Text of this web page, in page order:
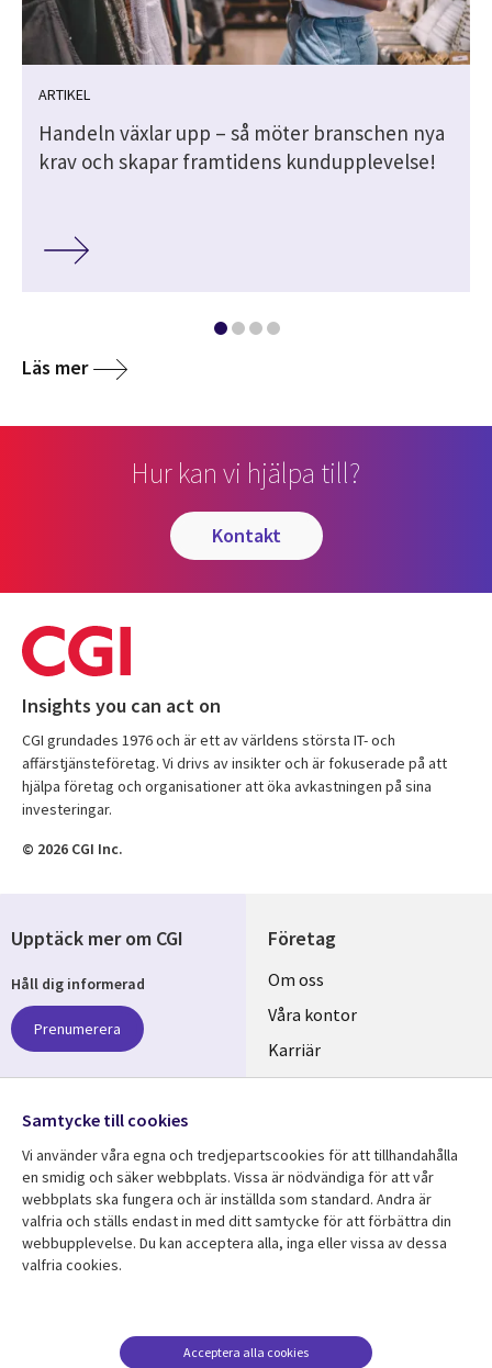
ARTIKEL
Handeln växlar upp – så möter branschen nya
krav och skapar framtidens kundupplevelse!
Läs mer
Hur kan vi hjälpa till?
kontakt
Insights you can act on
CGI grundades 1976 och är ett av världens största IT- och
affärstjänsteföretag. Vi drivs av insikter och är fokuserade på att
hjälpa företag och organisationer att öka avkastningen på sina
investeringar.
© 2026 CGI Inc.
Företag
Useful
links
SWEDEN
Om oss
Våra kontor
Karriär
Hållbarhet
Resurscenter
SWEDEN
dataskydd
Upptäck mer om CGI
Håll dig informerad
Prenumerera
Följ oss
Social
Media
SWEDEN
Samtycke till cookies
Vi använder våra egna och tredjepartscookies för att tillhandahålla
en smidig och säker webbplats. Vissa är nödvändiga för att vår
webbplats ska fungera och är inställda som standard. Andra är
valfria och ställs endast in med ditt samtycke för att förbättra din
webbupplevelse. Du kan acceptera alla, inga eller vissa av dessa
valfria cookies.
Acceptera alla cookies